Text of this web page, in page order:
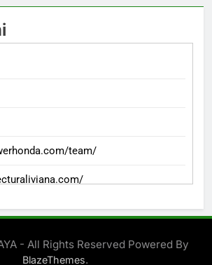
team/
- All Rights Reserved Powered By
BlazeThemes.